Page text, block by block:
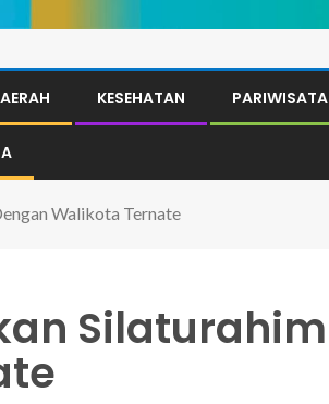
KESEHATAN PARIWISATA
Walikota Ternate
Silaturahim